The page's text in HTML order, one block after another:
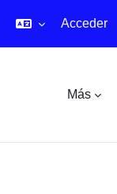
Acceder
Más